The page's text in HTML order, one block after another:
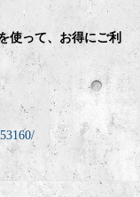
使って、お得にご利